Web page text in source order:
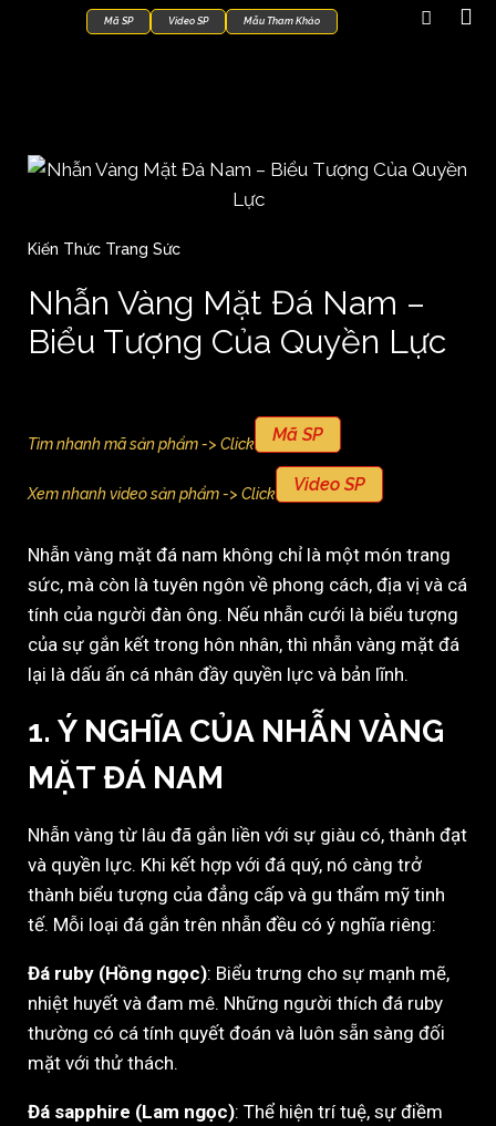
Mã SP Video SP Mẫu Tham Khảo
Kiến Thức Trang Sức
Nhẫn Vàng Mặt Đá Nam –
Biểu Tượng Của Quyền Lực
Tìm nhanh mã sản phẩm -> Click Mã SP
Xem nhanh video sản phẩm -> Click Video SP
Nhẫn vàng mặt đá nam không chỉ là một món trang
sức, mà còn là tuyên ngôn về phong cách, địa vị và cá
tính của người đàn ông. Nếu nhẫn cưới là biểu tượng
của sự gắn kết trong hôn nhân, thì nhẫn vàng mặt đá
lại là dấu ấn cá nhân đầy quyền lực và bản lĩnh.
1. Ý NGHĨA CỦA NHẪN VÀNG
MẶT ĐÁ NAM
Nhẫn vàng từ lâu đã gắn liền với sự giàu có, thành đạt
và quyền lực. Khi kết hợp với đá quý, nó càng trở
thành biểu tượng của đẳng cấp và gu thẩm mỹ tinh
tế. Mỗi loại đá gắn trên nhẫn đều có ý nghĩa riêng:
Đá ruby (Hồng ngọc): Biểu trưng cho sự mạnh mẽ,
nhiệt huyết và đam mê. Những người thích đá ruby
thường có cá tính quyết đoán và luôn sẵn sàng đối
mặt với thử thách.
Đá sapphire (Lam ngọc): Thể hiện trí tuệ, sự điềm